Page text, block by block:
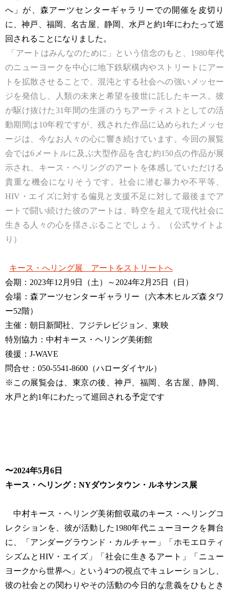
へ」が、森アーツセンターギャラリーでの開催を皮切り
に、神戸、福岡、名古屋、静岡、水戸と約1年にわたって巡
回されることになりました。
「アートはみんなのために」という信念のもと、1980年代
のニューヨークを中心に地下鉄駅構内やストリートにアー
トを拡散させることで、混沌とする社会への強いメッセー
ジを発信し、人類の未来と希望を後世に託したキース。彼
が駆け抜けた31年間の生涯のうちアーティストとしての活
動期間は10年程ですが、残された作品に込められたメッセ
ージは、今なお人々の心に響き続けています。今回の展覧
会では6メートルに及ぶ大型作品を含む約150点の作品が展
示され、キース・ヘリングのアートを体感していただける
貴重な機会になりそうです。社会に潜む暴力や不平等、
HIV・エイズに対する偏見と支援不足に対して最後までア
ートで闘い続けた彼のアートは、時空を超えて現代社会に
生きる人々の心を揺さぶることでしょう。（公式サイトよ
り）
キース・へリング展 アートをストリートへ
会期：2023年12月9日（土）～2024年2月25日（日）
会場：森アーツセンターギャラリー（六本木ヒルズ森タワ
ー52階）
主催：朝日新聞社、フジテレビジョン、東映
特別協力：中村キース・ヘリング美術館
後援：J-WAVE
問合せ：050-5541-8600（ハローダイヤル）
※この展覧会は、東京の後、神戸、福岡、名古屋、静岡、
水戸と約1年にわたって巡回される予定です
〜2024年5月6日
キース・ヘリング：NYダウンタウン・ルネサンス展
中村キース・ヘリング美術館収蔵のキース・へリングコ
レクションを、彼が活動した1980年代ニューヨークを舞台
に、「アンダーグラウンド・カルチャー」「ホモエロティ
シズムとHIV・エイズ」「社会に生きるアート」「ニュー
ヨークから世界へ」という4つの視点でキュレーションし、
彼の社会との関わりやその活動の今日的な意義をひもとき